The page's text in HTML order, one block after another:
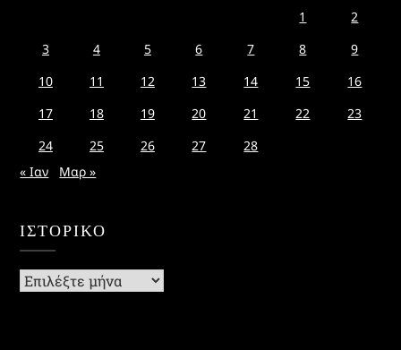
1
2
3
4 5 6 7 8
9
10
11 12 13 14 15
16
17
18 19 20 21 22
23
24
25 26 27
28
« Ιαν
Μαρ »
ΙΣΤΟΡΙΚΌ
Ιστορικό